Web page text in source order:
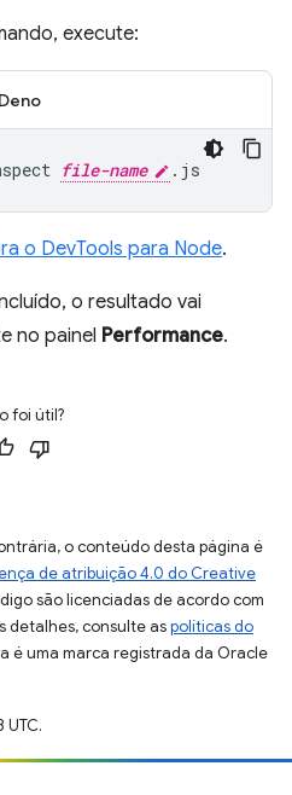
execute:
Deno
file-name .js
o DevTools para Node.
o resultado vai
no painel Performance.
foi útil?
o conteúdo desta página é
de atribuição 4.0 do Creative
são licenciadas de acordo com
detalhes, consulte aspolíticas do
é uma marca registrada da Oracle